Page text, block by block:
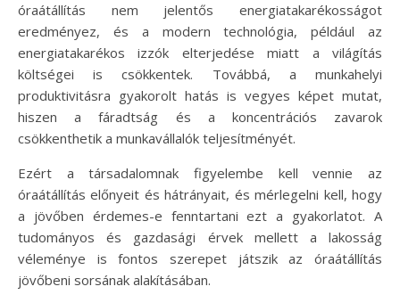
óraátállítás nem jelentős energiatakarékosságot
eredményez, és a modern technológia, például az
energiatakarékos izzók elterjedése miatt a világítás
költségei is csökkentek. Továbbá, a munkahelyi
produktivitásra gyakorolt hatás is vegyes képet mutat,
hiszen a fáradtság és a koncentrációs zavarok
csökkenthetik a munkavállalók teljesítményét.
Ezért a társadalomnak figyelembe kell vennie az
óraátállítás előnyeit és hátrányait, és mérlegelni kell, hogy
a jövőben érdemes-e fenntartani ezt a gyakorlatot. A
tudományos és gazdasági érvek mellett a lakosság
véleménye is fontos szerepet játszik az óraátállítás
jövőbeni sorsának alakításában.